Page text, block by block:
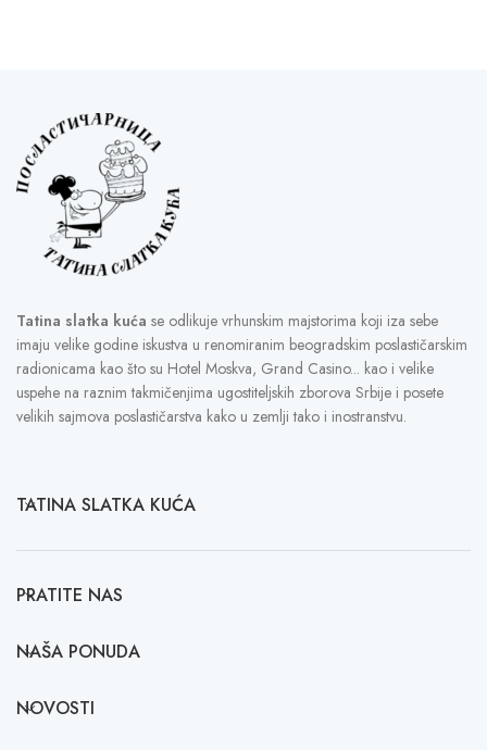
Tatina slatka kuća se odlikuje vrhunskim majstorima koji iza sebe
imaju velike godine iskustva u renomiranim beogradskim poslastičarskim
radionicama kao što su Hotel Moskva, Grand Casino... kao i velike
uspehe na raznim takmičenjima ugostiteljskih zborova Srbije i posete
velikih sajmova poslastičarstva kako u zemlji tako i inostranstvu.
TATINA SLATKA KUĆA
PRATITE NAS
NAŠA PONUDA
NOVOSTI